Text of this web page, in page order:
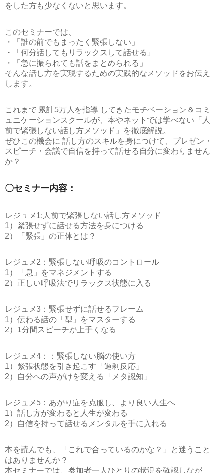
をした方も少なくないと思います。
このセミナーでは、
・「誰の前でもまったく緊張しない」
・「何分話してもリラックスして話せる」
・「急に振られても話をまとめられる」
そんな話し方を実現するための実践的なメソッドをお伝え
します。
これまで 累計5万人を指導 してきたモチベーション＆コミ
ュニケーションスクールが、本やネットでは学べない 「人
前で緊張しない話し方メソッド」
を徹底解説。
ぜひこの機会に 話し方のスキルを身につけて、プレゼン・
スピーチ・会議で自信を持って話せる自分に変わりません
か？
〇セミナー内容：
レジュメ1:人前で緊張しない話し方メソッド
1）緊張せずに話せる方法を身につける
2）「緊張」の正体とは？
レジュメ2：緊張しない呼吸のコントロール
1）「息」をマネジメントする
2）正しい呼吸法でリラックス状態に入る
レジュメ3：緊張せずに話せるフレーム
1）伝わる話の「型」をマスターする
2）1分間スピーチが上手くなる
レジュメ4：：緊張しない脳の使い方
1）緊張状態を引き起こす「過剰反応」
2）自分への声がけを変える「メタ認知」
レジュメ5：あがり症を克服し、より良い人生へ
1）話し方が変わると人生が変わる
2）自信を持って話せるメンタルを手に入れる
本を読んでも、「これで合っているのかな？」と迷うこと
はありませんか？
本セミナーでは、参加者一人ひとりの状況を確認しなが